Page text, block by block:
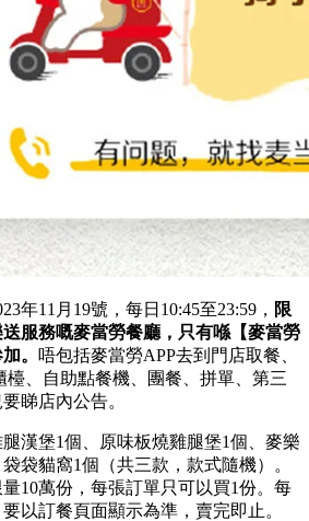
年11月19號，每日10:45至23:59， 限
服務嘅麥當勞餐廳，只有喺【麥當勞
。 唔包括麥當勞APP去到門店取餐、
檯、自助點餐機、團餐、拼單、第三
睇店內公告。
漢堡1個、原味板燒雞腿堡1個、麥樂
袋貓窩1個（共三款，款式隨機）。
10萬份，每張訂單只可以買1份。每
以訂餐頁面顯示為準，賣完即止。